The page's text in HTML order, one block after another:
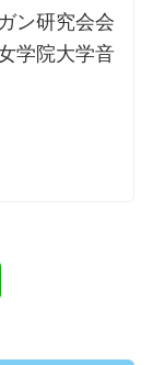
ン研究会会
学院大学音